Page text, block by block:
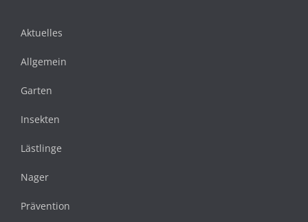
Aktuelles
Allgemein
Garten
Insekten
Lästlinge
Nager
Prävention